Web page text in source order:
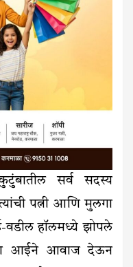
सर्व सदस्य
पत्नी आणि मुलगा
हॉलमध्ये झोपले
आईने आवाज देऊन